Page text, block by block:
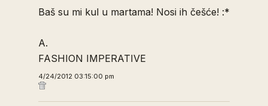
Baš su mi kul u martama! Nosi ih češće! :*
A.
FASHION IMPERATIVE
4/24/2012 03:15:00 pm